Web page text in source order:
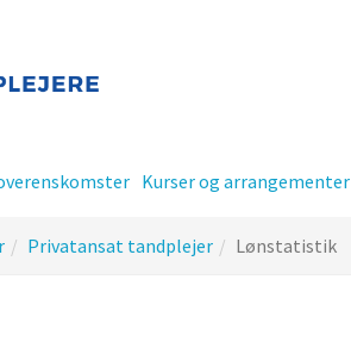
Kurser og arrangementer
Privatansat tandplejer Lønstatistik